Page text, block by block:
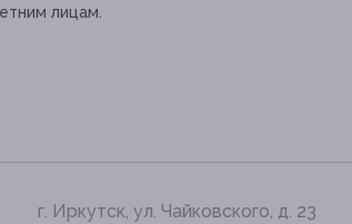
лицам.
г. Иркутск, ул. Чайковского, д. 23